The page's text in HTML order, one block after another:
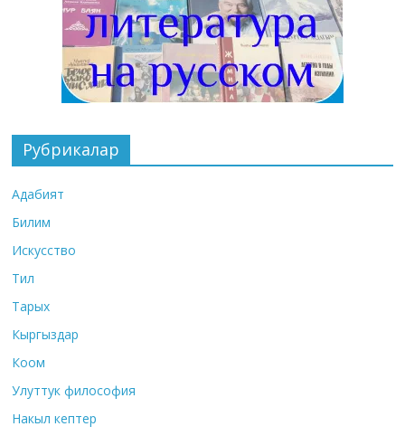
Рубрикалар
Адабият
Билим
Искусство
Тил
Тарых
Кыргыздар
Коом
Улуттук философия
Накыл кептер